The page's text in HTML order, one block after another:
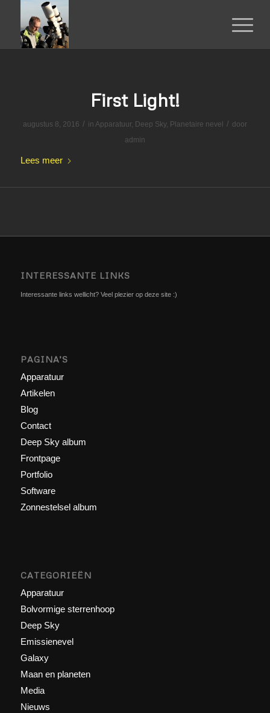
First Light!
augustus 8, 2016 / in Apparatuur, Deep Sky, Planetaire nevel / door
admin
Lees meer
INTERESSANTE LINKS
Interessante links wellicht? Veel plezier op deze site :)
PAGINA’S
Apparatuur
Artikelen
Blog
Contact
Deep Sky album
Frontpage
Portfolio
Software
Zonnestelsel album
CATEGORIEËN
Apparatuur
Bolvormige sterrenhoop
Deep Sky
Emissienevel
Galaxy
Maan en planeten
Media
Nieuws